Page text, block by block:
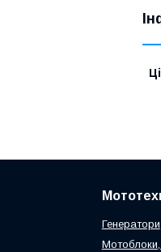
Генератори
Мотоблоки,